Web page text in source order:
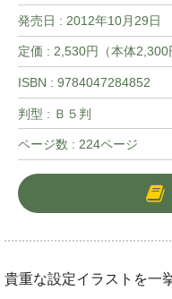
発売日 : 2012年10月29日
定価 : 2,530円（本体2,300
ISBN : 9784047284852
判型 : Ｂ５判
ページ数 : 224ページ
貴重な設定イラストを一